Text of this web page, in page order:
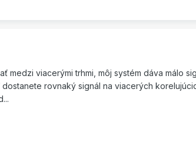
medzi viacerými trhmi, môj systém dáva málo
rovnaký signál na viacerých